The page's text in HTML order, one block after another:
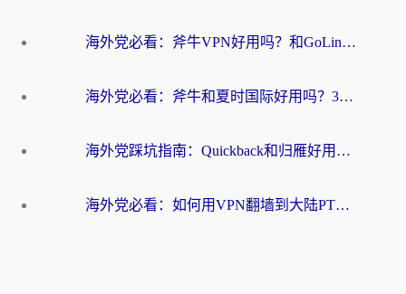
海外党必看：斧牛VPN好用吗？和GoLinkVPN对比哪个回国效果更好？
海外党必看：斧牛和夏时国际好用吗？3步选对回国加速器，无缝刷国内资源
海外党踩坑指南：Quickback和归雁好用吗？选对加速器才能无缝刷国内资源
海外党必看：如何用VPN翻墙到大陆PTT？一篇解决你所有回国加速痛点